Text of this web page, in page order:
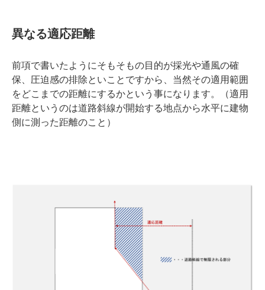
異なる適応距離
前項で書いたようにそもそもの目的が採光や通風の確
保、圧迫感の排除といことですから、当然その適用範囲
をどこまでの距離にするかという事になります。（適用
距離というのは道路斜線が開始する地点から水平に建物
側に測った距離のこと）